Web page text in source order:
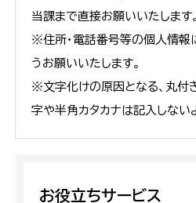
当課まで直接お願いいたします。
※住所・電話番号等の個人情報
うお願いいたします。
※文字化けの原因となる、丸付
字や半角カタカナは記入しない
お役立ちサービス